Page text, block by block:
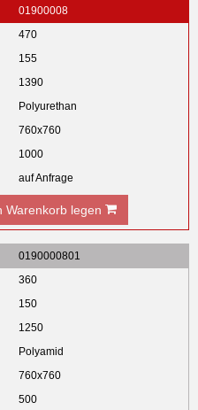
01900008
470
155
1390
Polyurethan
760x760
1000
auf Anfrage
Warenkorb legen
0190000801
360
150
1250
Polyamid
760x760
500